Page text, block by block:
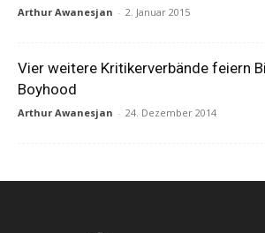
Arthur Awanesjan - 2. Januar 2015
Vier weitere Kritikerverbände feiern
Boyhood
Arthur Awanesjan - 24. Dezember 2014